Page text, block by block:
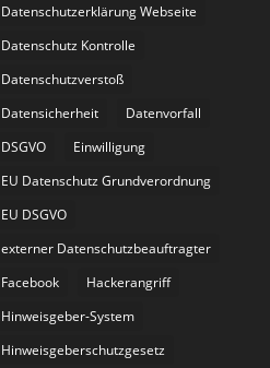
Datenschutzerklärung Webseite
Datenschutz Kontrolle
Datenschutzverstoß
Datensicherheit
Datenvorfall
DSGVO
Einwilligung
EU Datenschutz Grundverordnung
EU DSGVO
externer Datenschutzbeauftragter
Facebook
Hackerangriff
Hinweisgeber-System
Hinweisgeberschutzgesetz